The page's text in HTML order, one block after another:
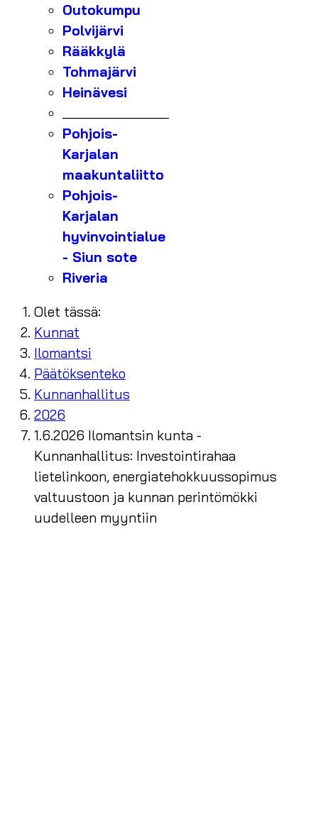
Outokumpu
Polvijärvi
Rääkkylä
Tohmajärvi
Heinävesi
Pohjois-
Karjalan
maakuntaliitto
Pohjois-
Karjalan
hyvinvointialue
- Siun sote
Riveria
Olet tässä:
Kunnat
Ilomantsi
Päätöksenteko
Kunnanhallitus
2026
1.6.2026 Ilomantsin kunta -
Kunnanhallitus: Investointirahaa
lietelinkoon, energiatehokkuussopimus
valtuustoon ja kunnan perintömökki
uudelleen myyntiin